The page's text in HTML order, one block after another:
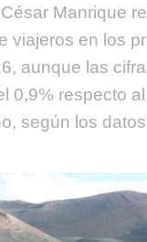
Manrique
viajeros en los
aunque las
0,9% respecto
según los